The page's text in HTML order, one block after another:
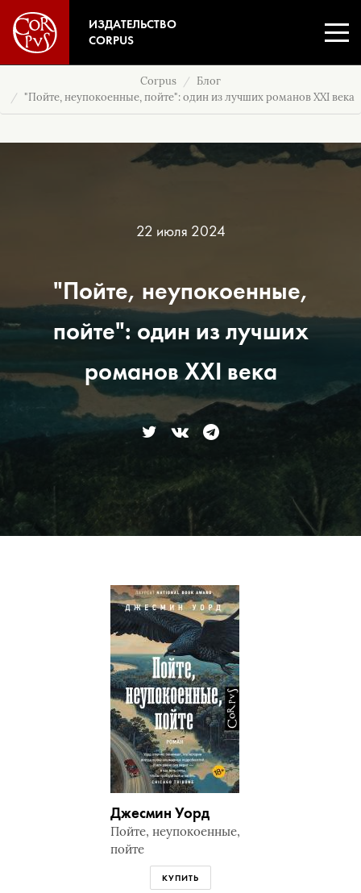
ИЗДАТЕЛЬСТВО
CORPUS
Corpus
Блог
"Пойте, неупокоенные, пойте": один из лучших романов XXI века
22 июля 2024
"Пойте, неупокоенные,
пойте": один из лучших
романов XXI века
Джесмин Уорд
Пойте, неупокоенные,
пойте
КУПИТЬ